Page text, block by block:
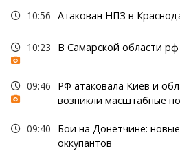
10:56 Атакован НПЗ в
10:23 В Самарской области
09:46
РФ атаковала Киев и
возникли масштабные
09:40
Бои на Донетчине:
оккупантов